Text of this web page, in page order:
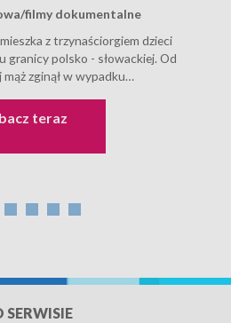
filmy dokumentalne
z trzynaściorgiem dzieci
granicy polsko - słowackiej. Od
zginął w wypadku
adopcji najmłodszych lub
terazTrzynastka
SERWISIE